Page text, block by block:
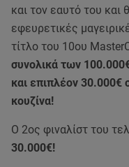
και τον εαυτό του και
εφευρετικές
τίτλο του 10ου
συνολικά των
και επιπλέον 30.000€
κουζίνα!
Ο 2ος φιναλίστ του
30.000€!